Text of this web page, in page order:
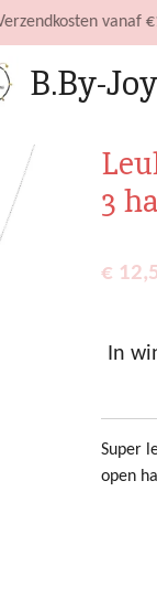
B.By-
vanaf €1
3
€
In
Super
open